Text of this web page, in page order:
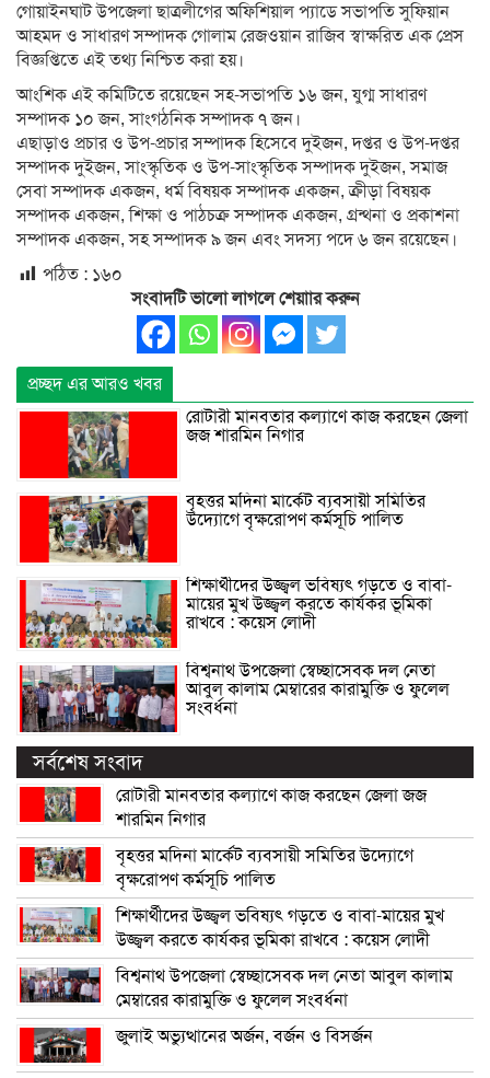
গোয়াইনঘাট উপজেলা ছাত্রলীগের অফিশিয়াল প্যাডে সভাপতি সুফিয়ান
আহমদ ও সাধারণ সম্পাদক গোলাম রেজওয়ান রাজিব স্বাক্ষরিত এক প্রেস
বিজ্ঞপ্তিতে এই তথ্য নিশ্চিত করা হয়।
আংশিক এই কমিটিতে রয়েছেন সহ-সভাপতি ১৬ জন, যুগ্ম সাধারণ
সম্পাদক ১০ জন, সাংগঠনিক সম্পাদক ৭ জন।
এছাড়াও প্রচার ও উপ-প্রচার সম্পাদক হিসেবে দুইজন, দপ্তর ও উপ-দপ্তর
সম্পাদক দুইজন, সাংস্কৃতিক ও উপ-সাংস্কৃতিক সম্পাদক দুইজন, সমাজ
সেবা সম্পাদক একজন, ধর্ম বিষয়ক সম্পাদক একজন, ক্রীড়া বিষয়ক
সম্পাদক একজন, শিক্ষা ও পাঠচক্র সম্পাদক একজন, গ্রন্থনা ও প্রকাশনা
সম্পাদক একজন, সহ সম্পাদক ৯ জন এবং সদস্য পদে ৬ জন রয়েছেন।
পঠিত : ১৬০
সংবাদটি ভালো লাগলে শেয়াার করুন
প্রচ্ছদ এর আরও খবর
রোটারী মানবতার কল্যাণে কাজ করছেন জেলা
জজ শারমিন নিগার
বৃহত্তর মদিনা মার্কেট ব্যবসায়ী সমিতির
উদ্যোগে বৃক্ষরোপণ কর্মসূচি পালিত
শিক্ষার্থীদের উজ্জ্বল ভবিষ্যৎ গড়তে ও বাবা-
মায়ের মুখ উজ্জ্বল করতে কার্যকর ভূমিকা
রাখবে : কয়েস লোদী
বিশ্বনাথ উপজেলা স্বেচ্ছাসেবক দল নেতা
আবুল কালাম মেম্বারের কারামুক্তি ও ফুলেল
সংবর্ধনা
সর্বশেষ সংবাদ
রোটারী মানবতার কল্যাণে কাজ করছেন জেলা জজ
শারমিন নিগার
বৃহত্তর মদিনা মার্কেট ব্যবসায়ী সমিতির উদ্যোগে
বৃক্ষরোপণ কর্মসূচি পালিত
শিক্ষার্থীদের উজ্জ্বল ভবিষ্যৎ গড়তে ও বাবা-মায়ের মুখ
উজ্জ্বল করতে কার্যকর ভূমিকা রাখবে : কয়েস লোদী
বিশ্বনাথ উপজেলা স্বেচ্ছাসেবক দল নেতা আবুল কালাম
মেম্বারের কারামুক্তি ও ফুলেল সংবর্ধনা
জুলাই অভ্যুত্থানের অর্জন, বর্জন ও বিসর্জন